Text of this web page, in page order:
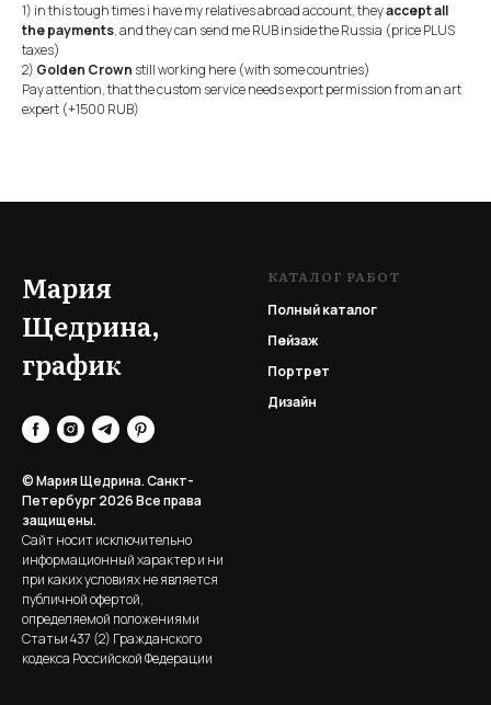
1) in this tough times i have my relatives abroad account, theyaccept all
the payments, and they can send me RUB inside the Russia (price PLUS
taxes)
2) Golden Crown still working here (with some countries)
Pay attention, that the custom service needs export permission from an art
expert (+1500 RUB)
Мария
Щедрина,
график
© Мария Щедрина. Санкт-
Петербург 2026Все права
защищены.
Сайт носит исключительно
информационный характер и ни
при каких условиях не является
публичной офертой,
определяемой положениями
Статьи 437 (2) Гражданского
кодекса Российской Федерации
КАТАЛОГ РАБОТ
Полный каталог
Пейзаж
Портрет
Дизайн